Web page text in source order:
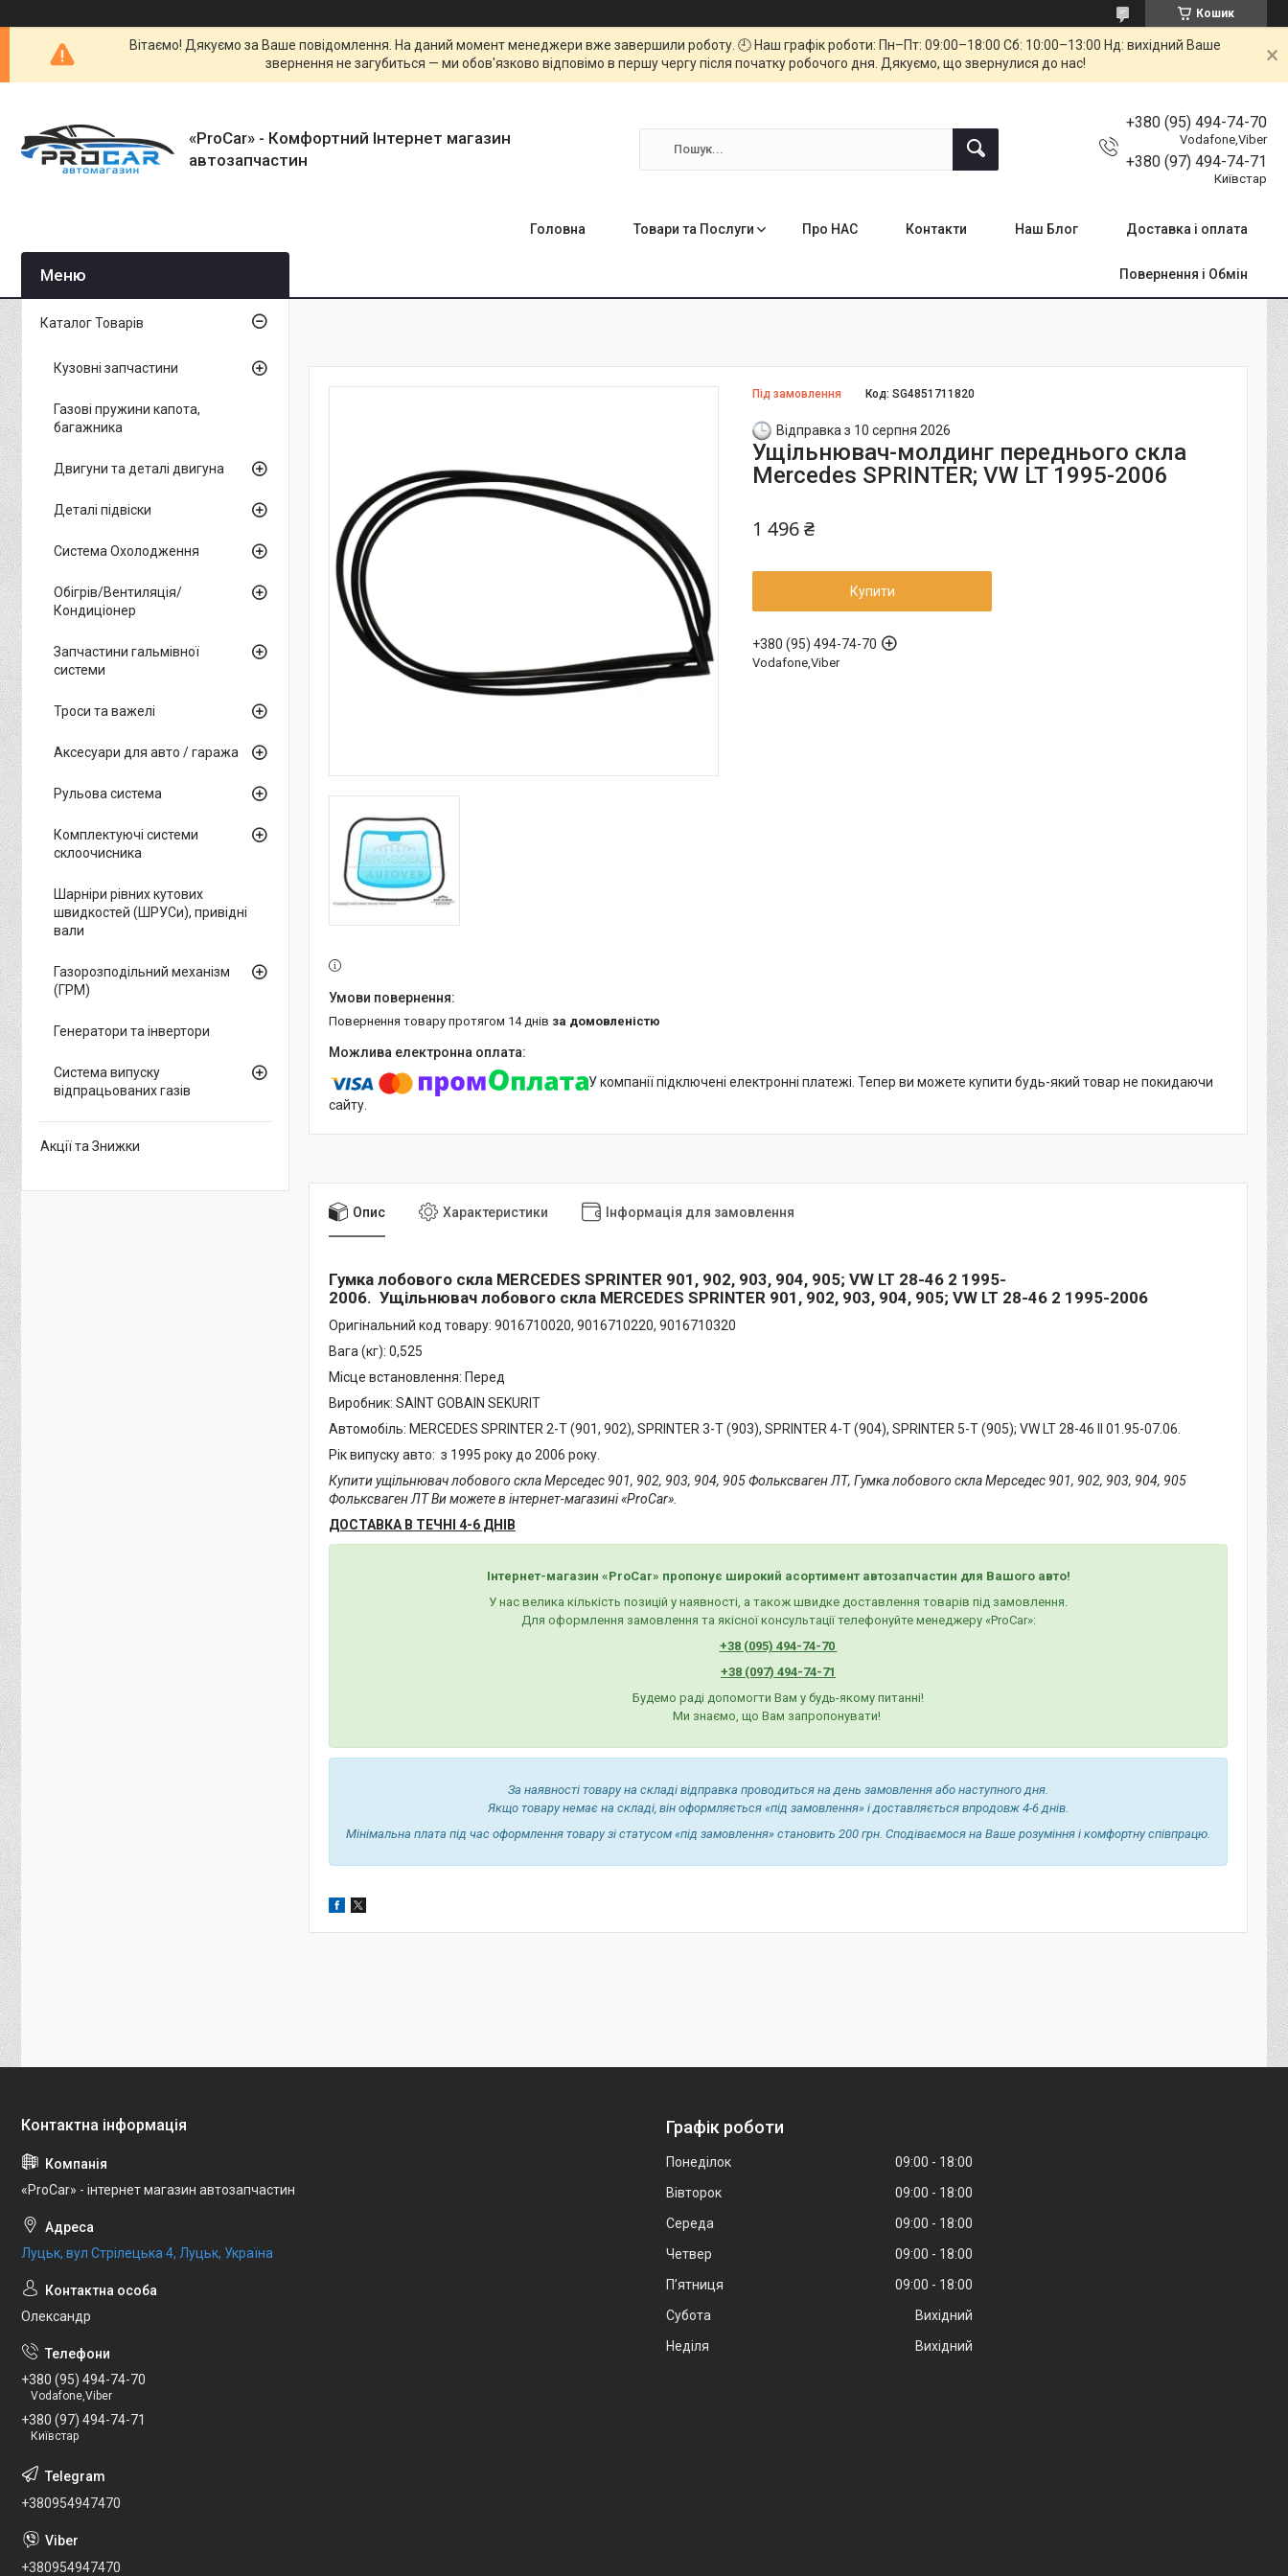
Кошик
Вітаємо! Дякуємо за Ваше повідомлення. На даний момент менеджери вже завершили роботу. 🕘 Наш графік роботи: Пн–Пт: 09:00–18:00 Сб: 10:00–13:00 Нд: вихідний Ваше
звернення не загубиться — ми обов'язково відповімо в першу чергу після початку робочого дня. Дякуємо, що звернулися до нас!
«ProCar» - Комфортний Інтернет магазин
автозапчастин
+380 (95) 494-74-70
Vodafone,Viber
+380 (97) 494-74-71
Київстар
Головна Товари та Послуги Про НАС Контакти Наш Блог Доставка і оплата
Повернення і Обмін
Під замовлення Код:SG4851711820
Відправка з 10 серпня 2026
Ущільнювач-молдинг переднього скла
Mercedes SPRINTER; VW LT 1995-2006
1 496 ₴
Купити
+380 (95) 494-74-70
Vodafone,Viber
повернення товару протягом 14 днів за домовленістю
У компанії підключені електронні платежі. Тепер ви можете купити будь-який товар не покидаючи
сайту.
Опис Характеристики Інформація для замовлення
Гумка лобового скла MERCEDES SPRINTER 901, 902, 903, 904, 905; VW LT 28-46 2 1995-
2006. Ущільнювач лобового скла MERCEDES SPRINTER 901, 902, 903, 904, 905; VW LT 28-46 2 1995-2006
Оригінальний код товару: 9016710020, 9016710220, 9016710320
Вага (кг): 0,525
Місце встановлення: Перед
Виробник: SAINT GOBAIN SEKURIT
Автомобіль: MERCEDES SPRINTER 2-T (901, 902), SPRINTER 3-T (903), SPRINTER 4-T (904), SPRINTER 5-T (905); VW LT 28-46 II 01.95-07.06.
Рік випуску авто: з 1995 року до 2006 року.
Купити ущільнювач лобового скла Мерседес 901, 902, 903, 904, 905 Фольксваген ЛТ, Гумка лобового скла Мерседес 901, 902, 903, 904, 905
Фольксваген ЛТ Ви можете в інтернет-магазині «ProCar».
ДОСТАВКА В ТЕЧНІ 4-6 ДНІВ
Інтернет-магазин «ProCar» пропонує широкий асортимент автозапчастин для Вашого авто!
У нас велика кількість позицій у наявності, а також швидке доставлення товарів під замовлення.
Для оформлення замовлення та якісної консультації телефонуйте менеджеру «ProCar»:
+38 (095) 494-74-70
+38 (097) 494-74-71
Будемо раді допомогти Вам у будь-якому питанні!
Ми знаємо, що Вам запропонувати!
За наявності товару на складі відправка проводиться на день замовлення або наступного дня.
Якщо товару немає на складі, він оформляється «під замовлення» і доставляється впродовж 4-6 днів.
Мінімальна плата під час оформлення товару зі статусом «під замовлення» становить 200 грн. Сподіваємося на Ваше розуміння і комфортну співпрацю.
Каталог Товарів
Кузовні запчастини
Газові пружини капота,
багажника
Двигуни та деталі двигуна
Деталі підвіски
Система Охолодження
Обігрів/Вентиляція/
Кондиціонер
Запчастини гальмівної
системи
Троси та важелі
Аксесуари для авто / гаража
Рульова система
Комплектуючі системи
склоочисника
Шарніри рівних кутових
швидкостей (ШРУСи), привідні
вали
Газорозподільний механізм
(ГРМ)
Генератори та інвертори
Система випуску
відпрацьованих газів
Акції та Знижки
«ProCar» - інтернет магазин автозапчастин
Луцьк, вул Стрілецька 4, Луцьк, Україна
Олександр
+380 (95) 494-74-70
Vodafone,Viber
+380 (97) 494-74-71
Київстар
+380954947470
+380954947470
Графік роботи
Понеділок 09:00
18:00
Вівторок
09:00
18:00
Середа
09:00
18:00
Четвер
09:00
18:00
Пʼятниця
09:00
18:00
Субота
Вихідний
Неділя
Вихідний